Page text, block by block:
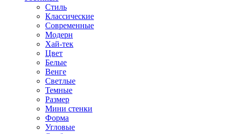
Стиль
Классические
Современные
Модерн
Хай-тек
Цвет
Белые
Венге
Светлые
Темные
Размер
Мини стенки
Форма
Угловые